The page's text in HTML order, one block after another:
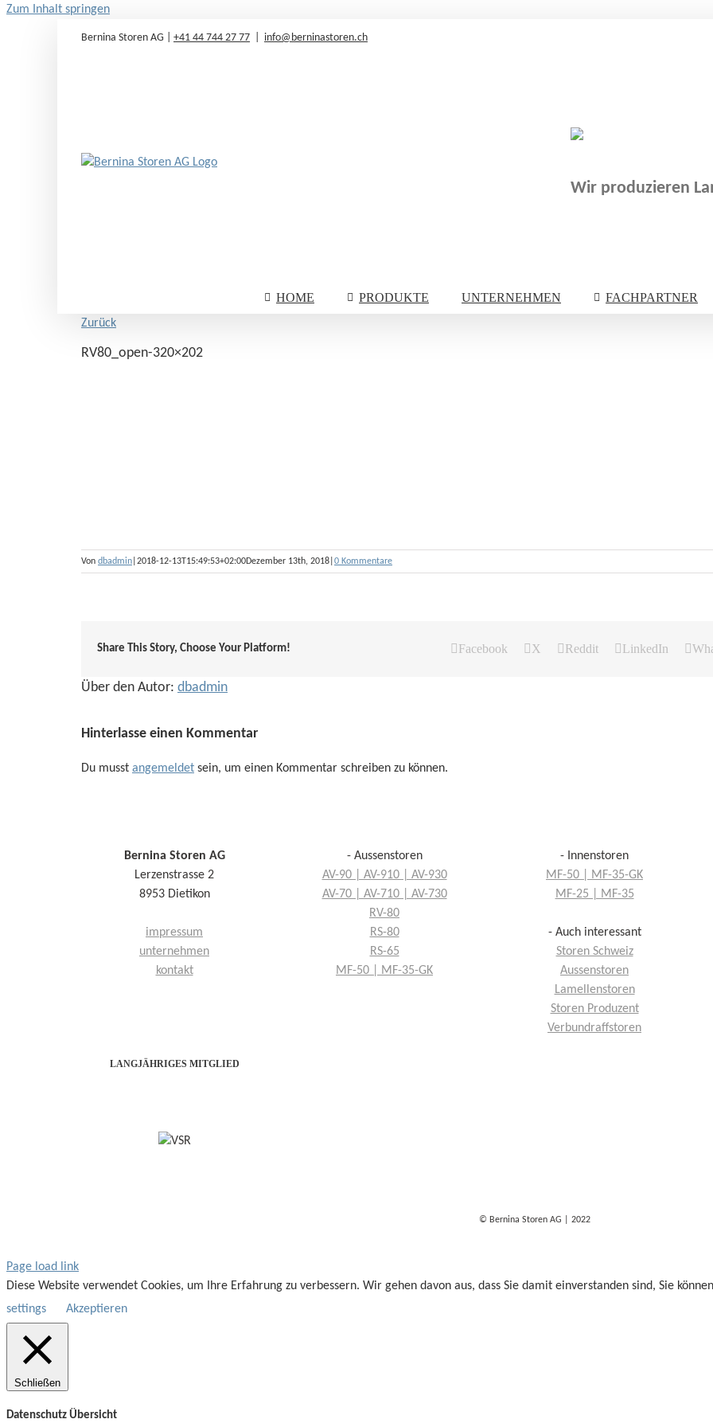
Zum Inhalt springen
Bernina Storen AG | +41 44 744 27 77 info@berninastoren.ch
Wir produzieren
HOME PRODUKTE UNTERNEHMEN FACHPARTNER
Zurück
RV80_open-320×202
Von dbadmin 2018-12-13T15:49:53+02:00Dezember 13th, 2018 0 Kommentare
Share This Story, Choose Your Platform! Facebook X Reddit LinkedIn
Über den Autor: dbadmin
Hinterlasse einen Kommentar
Du musst angemeldet sein, um einen Kommentar schreiben zu können.
Bernina Storen AG
Lerzenstrasse 2
8953 Dietikon
impressum
unternehmen
kontakt
- Aussenstoren
AV-90 | AV-910 | AV-930
AV-70 | AV-710 | AV-730
RV-80
RS-80
RS-65
MF-50 | MF-35-GK
- Innenstoren
MF-50 | MF-35-GK
MF-25 | MF-35
- Auch interessant
Storen Schweiz
Aussenstoren
Lamellenstoren
Storen Produzent
Verbundraffstoren
LANGJÄHRIGES MITGLIED
© Bernina Storen AG | 2022
Page load link
Diese Website verwendet Cookies, um Ihre Erfahrung zu verbessern. Wir gehen davon aus, dass Sie damit einverstanden sind, Sie
settings
Akzeptieren
Schließen
Datenschutz Übersicht